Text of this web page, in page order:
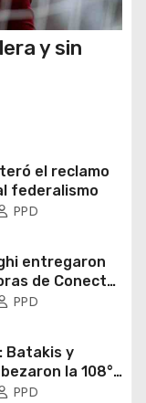
y sin
el reclamo
federalismo
PPD
entregaron
de Conectar
PPD
Batakis y
la 108°
PPD